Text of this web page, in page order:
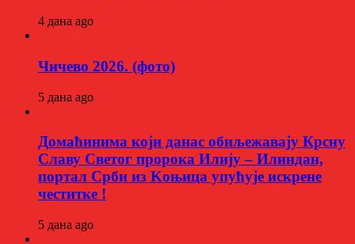
4 дана ago
Чичево 2026. (фото)
5 дана ago
Домаћинима који данас обиљежавају Крсну
Славу Светог пророка Илију – Илиндан,
портал Срби из Kоњица упућује искрене
честитке !
5 дана ago